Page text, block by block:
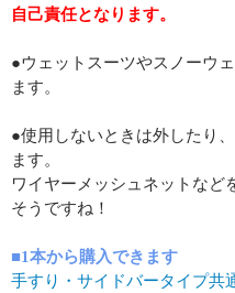
自己責任となります。
●ウェットスーツやスノーウ
ます。
●使用しないときは外したり
ます。
ワイヤーメッシュネットなど
そうですね！
■1本から購入できます
手すり・サイドバータイプ共